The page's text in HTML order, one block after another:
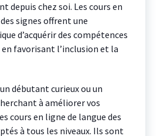
depuis chez soi. Les cours en
signes offrent une
d’acquérir des compétences
favorisant l’inclusion et la
débutant curieux ou un
à améliorer vos
cours en ligne de langue des
à tous les niveaux. Ils sont